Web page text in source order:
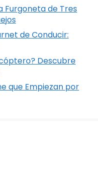
Furgoneta de Tres
de Conducir:
Descubre
que Empiezan por